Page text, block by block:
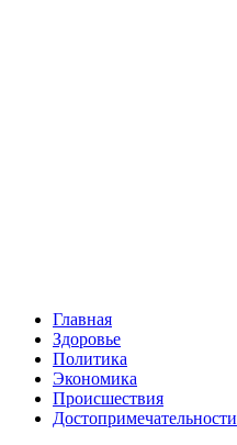
Главная
Здоровье
Политика
Экономика
Происшествия
Достопримечательности